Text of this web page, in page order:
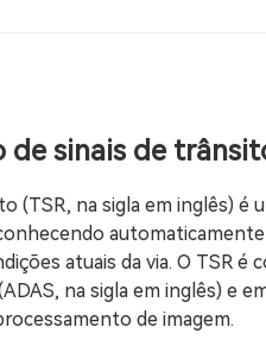
de sinais de
(TSR, na sigla em inglês) é
atuais da via. O TSR é
na sigla em inglês) e
de imagem.